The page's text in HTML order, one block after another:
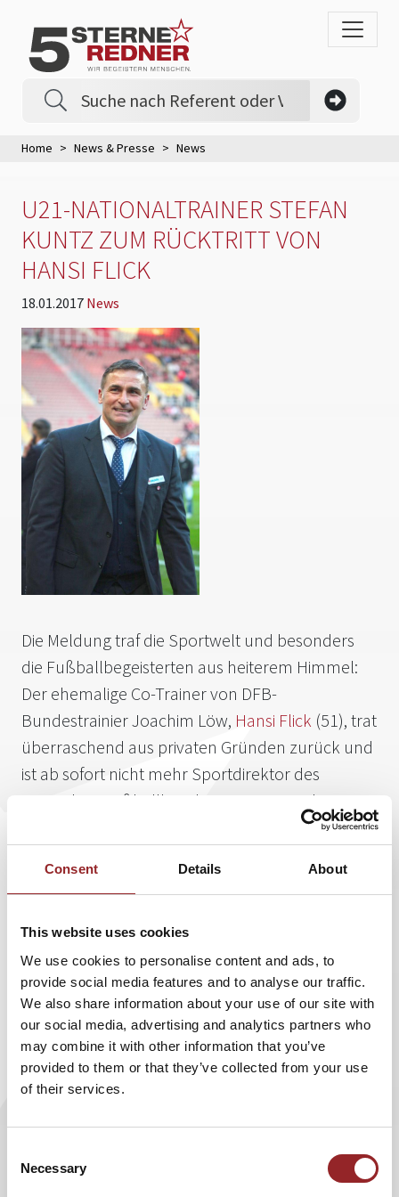
Consent Details About
This website uses cookies
We use cookies to personalise content and ads, to
provide social media features and to analyse our traffic.
We also share information about your use of our site with
our social media, advertising and analytics partners who
may combine it with other information that you’ve
provided to them or that they’ve collected from your use
of their services.
Selection
Necessary
Home News & Presse News
U21-NATIONALTRAINER STEFAN
KUNTZ ZUM RÜCKTRITT VON
HANSI FLICK
18.01.2017 News
Die Meldung traf die Sportwelt und besonders
die Fußballbegeisterten aus heiterem Himmel:
Der ehemalige Co-Trainer von DFB-
Bundestrainier Joachim Löw, Hansi Flick (51), trat
überraschend aus privaten Gründen zurück und
ist ab sofort nicht mehr Sportdirektor des
Deutschen Fußballbundes. 5 Sterne Redner
, U-21-Trainer und Europameister
plötzlichen Rücktritt seine höchste Anerkennung
kann aber verstehen, wenn er aus familiären
Gründen in Zukunft kürzer treten möchte. Er hat
in den letzten Jahren für den deutschen Fußball
sehr viel getan und es war überragend, mit ihm
zusammenzuarbeiten.“
scheidende Sportdirektor war neben Bundestrainer